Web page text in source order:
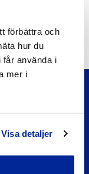
förbättra och
hur du
får använda i
mer i
Visa detaljer